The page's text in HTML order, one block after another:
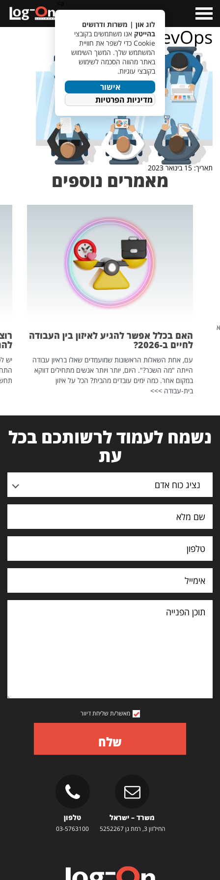
Menu
planning DevOps
תאריך: 15 בינואר 2023
מאמרים נוספים
האם בכלל אפשר להגיע לאיזון בין העבודה
לחיים ב-2026?
עם, אחת השאלות הראשונות שמועמדים שאלו בראיון עבודה
הייתה "מה השכר?". היום, יותר ויותר אנשים מתחילים דווקא
במקום אחר. כמה ימים עובדים מהבית? הכל על איזון
בית-עבודה >>>
יש
נשמח לעמוד לרשותכם בכל
עת
נציג כוח אדם
תוכן
הפנייה
מאשר/ת שליחת דיוור
שלח
משרד – ישראל
החילזון 3, רמת גן 5252267
טלפון
03-5763100
לוג און | משרות ודרושים
בהייטק אנו משתמשים בקובצי
Cookie כדי לשפר את חוויית
המשתמש שלך. המשך השימוש
באתר מהווה הסכמה לשימוש
בקובצי עוגיות.
אישור
מדיניות הפרטיות